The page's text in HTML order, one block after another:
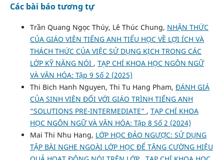
Các bài báo tương tự
Trần Quang Ngọc Thúy, Lê Thúc Chung, NHẬN THỨC
CỦA GIÁO VIÊN TIẾNG ANH TIỂU HỌC VỀ LỢI ÍCH VÀ
THÁCH THỨC CỦA VIỆC SỬ DỤNG KỊCH TRONG CÁC
LỚP KỸ NĂNG NÓI , TẠP CHÍ KHOA HỌC NGÔN NGỮ
VÀ VĂN HÓA: Tập 9 Số 2 (2025)
Thi Bich Hanh Nguyen, Thi Tu Hang Pham, ĐÁNH GIÁ
CỦA SINH VIÊN ĐỐI VỚI GIÁO TRÌNH TIẾNG ANH
“SOLUTIONS PRE-INTERMEDIATE” , TẠP CHÍ KHOA
HỌC NGÔN NGỮ VÀ VĂN HÓA: Tập 8 Số 2 (2024)
Mai Thi Nhu Hang, LỚP HỌC ĐẢO NGƯỢC: SỬ DỤNG
TẬP BÀI NGHE NGOÀI LỚP HỌC ĐỂ TĂNG CƯỜNG HIỆU